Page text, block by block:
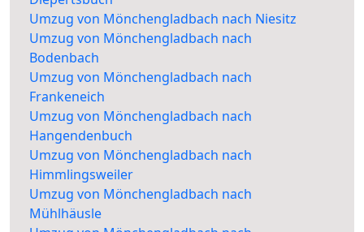
Umzug von Mönchengladbach nach Niesitz
Umzug von Mönchengladbach nach
Bodenbach
Umzug von Mönchengladbach nach
Frankeneich
Umzug von Mönchengladbach nach
Hangendenbuch
Umzug von Mönchengladbach nach
Himmlingsweiler
Umzug von Mönchengladbach nach
Mühlhäusle